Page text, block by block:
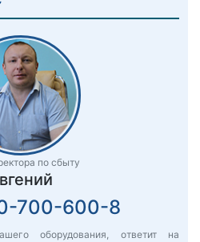
по сбыту
700-600-8
оборудования, ответит на